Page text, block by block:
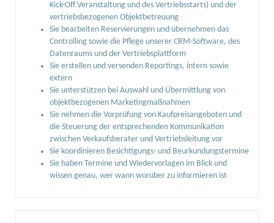
Kick-Off Veranstaltung und des Vertriebsstarts) und der
vertriebsbezogenen Objektbetreuung
Sie bearbeiten Reservierungen und übernehmen das
Controlling sowie die Pflege unserer CRM-Software, des
Datenraums und der Vertriebsplattform
Sie erstellen und versenden Reportings, intern sowie
extern
Sie unterstützen bei Auswahl und Übermittlung von
objektbezogenen Marketingmaßnahmen
Sie nehmen die Vorprüfung von Kaufpreisangeboten und
die Steuerung der entsprechenden Kommunikation
zwischen Verkaufsberater und Vertriebsleitung vor
Sie koordinieren Besichtigungs- und Beurkundungstermine
Sie haben Termine und Wiedervorlagen im Blick und
wissen genau, wer wann worüber zu informieren ist